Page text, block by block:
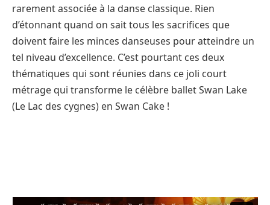
rarement associée à la danse classique. Rien
d’étonnant quand on sait tous les sacrifices que
doivent faire les minces danseuses pour atteindre un
tel niveau d’excellence. C’est pourtant ces deux
thématiques qui sont réunies dans ce joli court
métrage qui transforme le célèbre ballet Swan Lake
(Le Lac des cygnes) en Swan Cake !